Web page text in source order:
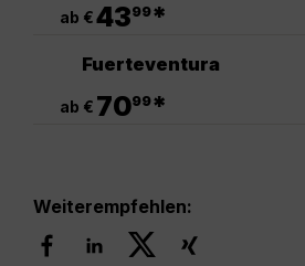
ab €4399*
Fuerteventura
ab € 7099*
Weiterempfehlen: